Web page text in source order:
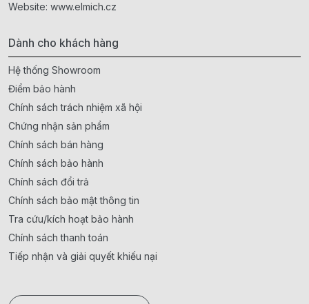
Website: www.elmich.cz
Dành cho khách hàng
Hệ thống Showroom
Điểm bảo hành
Chính sách trách nhiệm xã hội
Chứng nhận sản phẩm
Chính sách bán hàng
Chính sách bảo hành
Chính sách đổi trả
Chính sách bảo mật thông tin
Tra cứu/kích hoạt bảo hành
Chính sách thanh toán
Tiếp nhận và giải quyết khiếu nại